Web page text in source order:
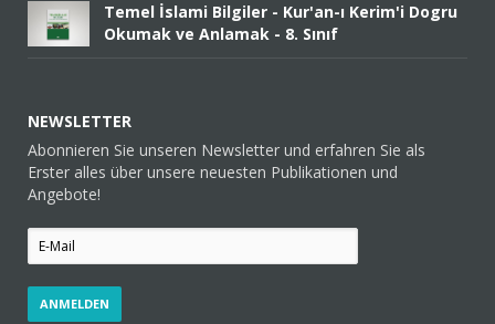
Temel İslami Bilgiler - Kur'an-ı Kerim'i Dogru
Okumak ve Anlamak - 8. Sınıf
NEWSLETTER
Abonnieren Sie unseren Newsletter und erfahren Sie als
Erster alles über unsere neuesten Publikationen und
Angebote!